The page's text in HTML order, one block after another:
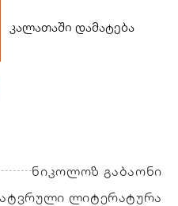
კალათაში დამატება
ნიკოლოზ გაბაონი
ლიტერატურა